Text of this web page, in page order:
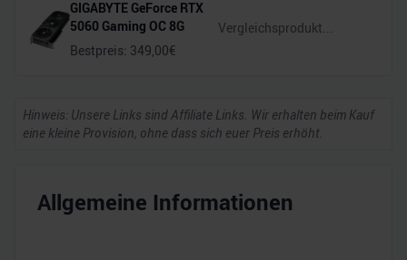
GIGABYTE GeForce RTX
5060 Gaming OC 8G
Bestpreis: 349,00€
Hinweis: Unsere Links sind Affiliate Links. Wir erhalten beim Kauf
eine kleine Provision, ohne dass sich euer Preis erhöht.
Allgemeine Informationen